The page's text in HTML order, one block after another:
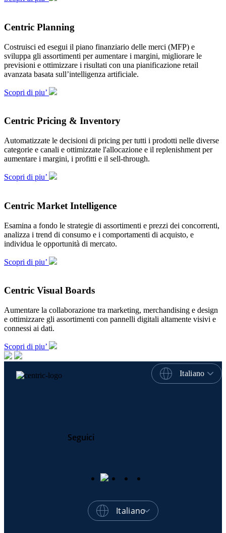
Centric Planning
Costruisci ed esegui il piano finanziario delle merci (MFP) e
sviluppa gli assortimenti per aumentare i margini, migliorare le
previsioni e ottimizzare i risultati con una pianificazione retail
avanzata basata sull’intelligenza artificiale.
Scopri di piu’
Centric Pricing & Inventory
Automatizzate le decisioni di pricing per tutti i prodotti nelle diverse
categorie e canali e ottimizzate l'allocazione e il replenishment per
aumentare i margini, i profitti e il sell-through.
Scopri di piu’
Centric Market Intelligence
Esamina a fondo le strategie di assortimenti e prezzi dei concorrenti,
analizza i trend di consumo e i comportamenti di acquisto, e
individua le opportunità di mercato.
Scopri di piu’
Centric Visual Boards
Aumentare la collaborazione tra marketing, merchandising e design
e ottimizzare gli assortimenti con pannelli digitali altamente visivi e
connessi ai dati.
Scopri di piu’
Italiano
Seguici
Italiano